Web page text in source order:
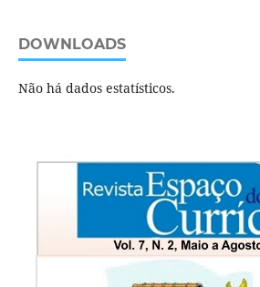
DOWNLOADS
Não há dados estatísticos.